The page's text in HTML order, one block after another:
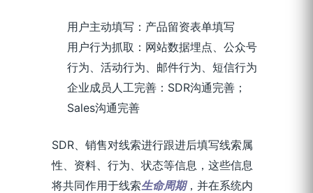
用户主动填写：产品留资表单填写
用户行为抓取：网站数据埋点、公众号
行为、活动行为、邮件行为、短信行为
企业成员人工完善：SDR沟通完善；
Sales沟通完善
SDR、销售对线索进行跟进后填写线索属
性、资料、行为、状态等信息，这些信息
将共同作用于线索生命周期，并在系统内